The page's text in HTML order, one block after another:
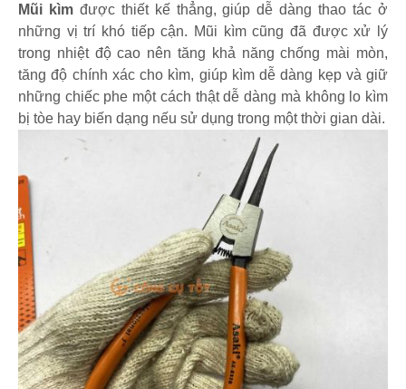
Mũi kìmđược thiết kế thẳng, giúp dễ dàng thao tác ở
những vị trí khó tiếp cận. Mũi kìm cũng đã được xử lý
trong nhiệt độ cao nên tăng khả năng chống mài mòn,
tăng độ chính xác cho kìm, giúp kìm dễ dàng kẹp và giữ
những chiếc phe một cách thật dễ dàng mà không lo kìm
bị tòe hay biến dạng nếu sử dụng trong một thời gian dài.